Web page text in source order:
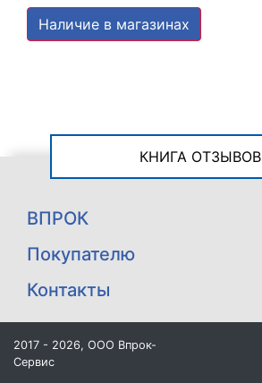
Наличие в магазинах
КНИГА ОТЗЫВОВ
ВПРОК
Покупателю
Контакты
2017 - 2026, ООО Впрок-
Сервис